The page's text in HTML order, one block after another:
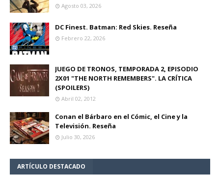
Agosto 03, 2026
DC Finest. Batman: Red Skies. Reseña
Febrero 22, 2026
JUEGO DE TRONOS, TEMPORADA 2, EPISODIO
2X01 "THE NORTH REMEMBERS". LA CRÍTICA
(SPOILERS)
Abril 02, 2012
Conan el Bárbaro en el Cómic, el Cine y la
Televisión. Reseña
Julio 30, 2026
ARTÍCULO DESTACADO